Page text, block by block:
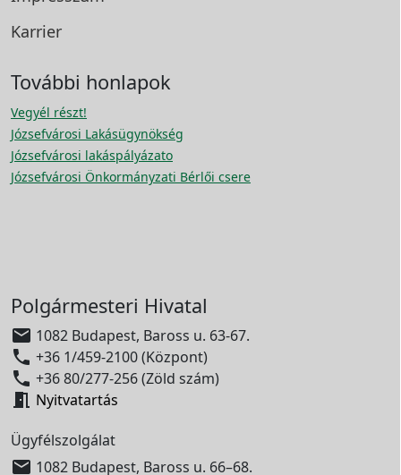
Karrier
További honlapok
Vegyél részt!
Józsefvárosi Lakásügynökség
Józsefvárosi lakáspályázato
Józsefvárosi Önkormányzati Bérlői csere
Polgármesteri Hivatal
 1082 Budapest, Baross u. 63-67.
 +36 1/459-2100 (Központ)
 +36 80/277-256 (Zöld szám)
 Nyitvatartás
Ügyfélszolgálat
 1082 Budapest, Baross u. 66–68.